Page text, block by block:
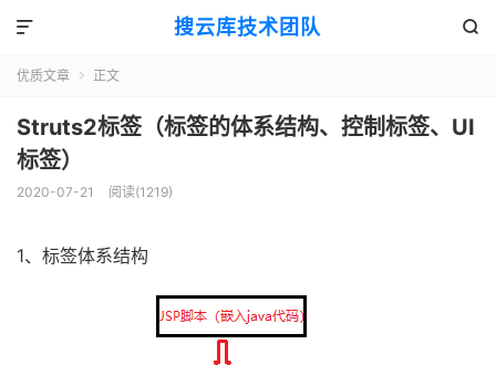
搜云库技术团队 

优质文章  正文
Struts2标签（标签的体系结构、控制标签、UI
标签）
2020-07-21 阅读(1219)
1、标签体系结构